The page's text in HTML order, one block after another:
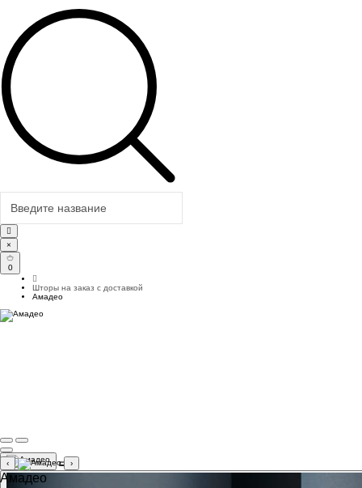
×
0
Шторы на заказ с доставкой
Амадео
‹ ›
Амадео